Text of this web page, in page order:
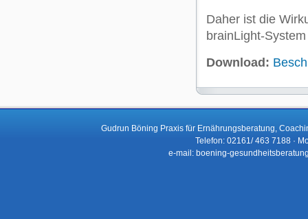
Daher ist die
brainLight-
Download:
Gudrun Böning Praxis für Ernährungsberatung,
Telefon: 02161/ 463 7188 ·
e-mail: boening-